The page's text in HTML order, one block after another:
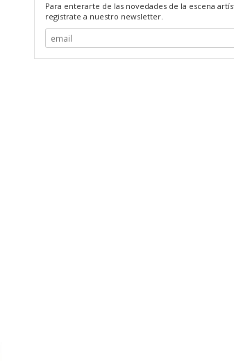
Para enterarte de las novedades de la escena
registrate a nuestro newsletter.